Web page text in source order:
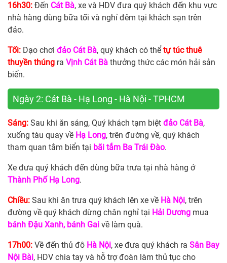
16h30: Đến Cát Bà, xe và HDV đưa quý khách đến khu vực
nhà hàng dùng bữa tối và nghỉ đêm tại khách sạn trên
đảo.
Tối: Dạo chơi đảo Cát Bà, quý khách có thể tự túc thuê
thuyền thúng ra Vịnh Cát Bà thưởng thức các món hải sản
biển.
Ngày 2: Cát Bà - Hạ Long - Hà Nội - TPHCM
Sáng: Sau khi ăn sáng, Quý khách tạm biệt đảo Cát Bà,
xuống tàu quay về Hạ Long, trên đường về, quý khách
tham quan tắm biển tại bãi tắm Ba Trái Đào.
Xe đưa quý khách đến dùng bữa trưa tại nhà hàng ở
Thành Phố Hạ Long.
Chiều: Sau khi ăn trưa quý khách lên xe về Hà Nội, trên
đường về quý khách dừng chân nghỉ tại Hải Dương mua
bánh Đậu Xanh, bánh Gai về làm quà.
17h00: Về đến thủ đô Hà Nội, xe đưa quý khách ra Sân Bay
Nội Bài, HDV chia tay và hỗ trợ đoàn làm thủ tục cho